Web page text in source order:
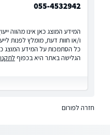
055-4532942
המידע המוצג כאן אינו מהווה
ו/או חוות דעת, מומלץ לפנות
כל הסתמכות על המידע המוצג
הגלישה באתר היא בכפוף
חזרה לפורום